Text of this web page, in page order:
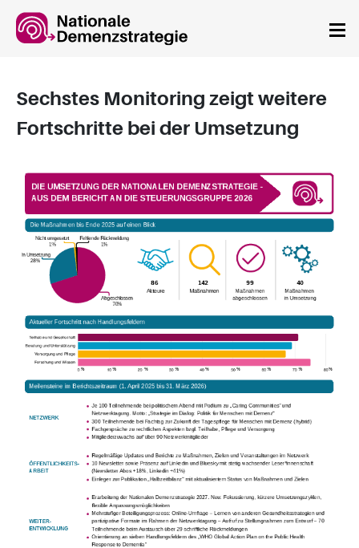
Sechstes Monitoring zeigt weitere
Fortschritte bei der Umsetzung